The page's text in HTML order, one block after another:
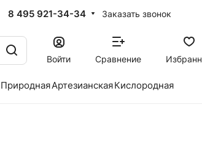
8 495 921-34-34 Заказать звонок
Войти Сравнение
ПрироднаяАртезианскаяКислородная